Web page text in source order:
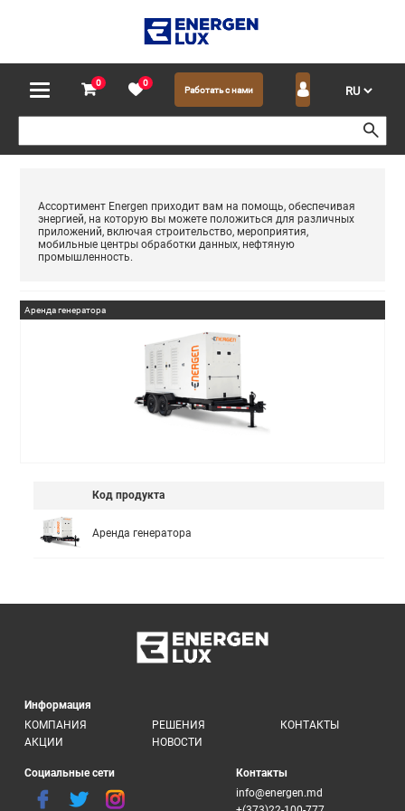
0 0
Работать с нами
Ассортимент Energen приходит вам на помощь, обеспечивая
энергией, на которую вы можете положиться для различных
приложений, включая строительство, мероприятия,
мобильные центры обработки данных, нефтяную
промышленность.
Аренда генератора
Код продукта
Аренда генератора
Информация
КОМПАНИЯ
АКЦИИ
РЕШЕНИЯ
НОВОСТИ
КОНТАКТЫ
Социальные сети
Контакты
info@energen.md